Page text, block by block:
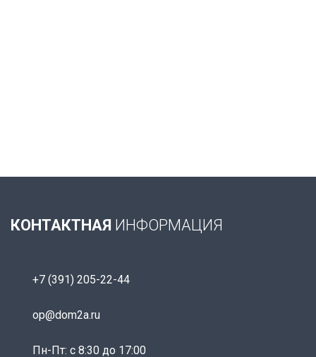
КОНТАКТНАЯ ИНФОРМАЦИЯ
+7 (391) 205-22-44
op@dom2a.ru
Пн-Пт: c 8:30 до 17:00